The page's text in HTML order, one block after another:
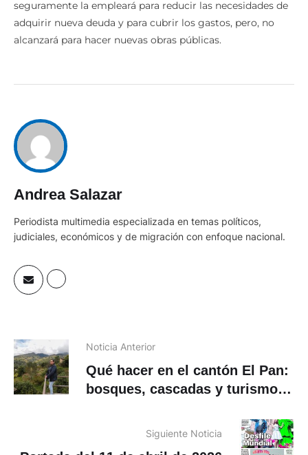
adquirir nueva deuda y para cubrir los gastos, pero, no
alcanzará para hacer nuevas obras públicas.
Andrea Salazar
judiciales, económicos y de migración con enfoque nacional.
Qué hacer en el cantón El Pan:
bosques, cascadas y turismo
vivencial
Portada del 11 de abril de 2026